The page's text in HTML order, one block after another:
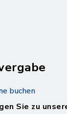
buchen
Sie zu